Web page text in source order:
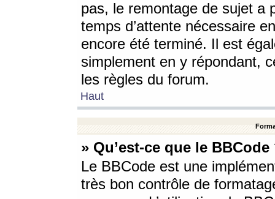
pas, le remontage de sujet a
temps d’attente nécessaire
encore été terminé. Il est
simplement en y répondant,
les règles du forum.
Haut
» Qu’est-ce que le BBCode
Le BBCode est une
très bon contrôle de